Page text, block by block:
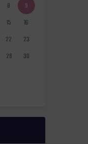
8
9
15
16
22
23
29
30